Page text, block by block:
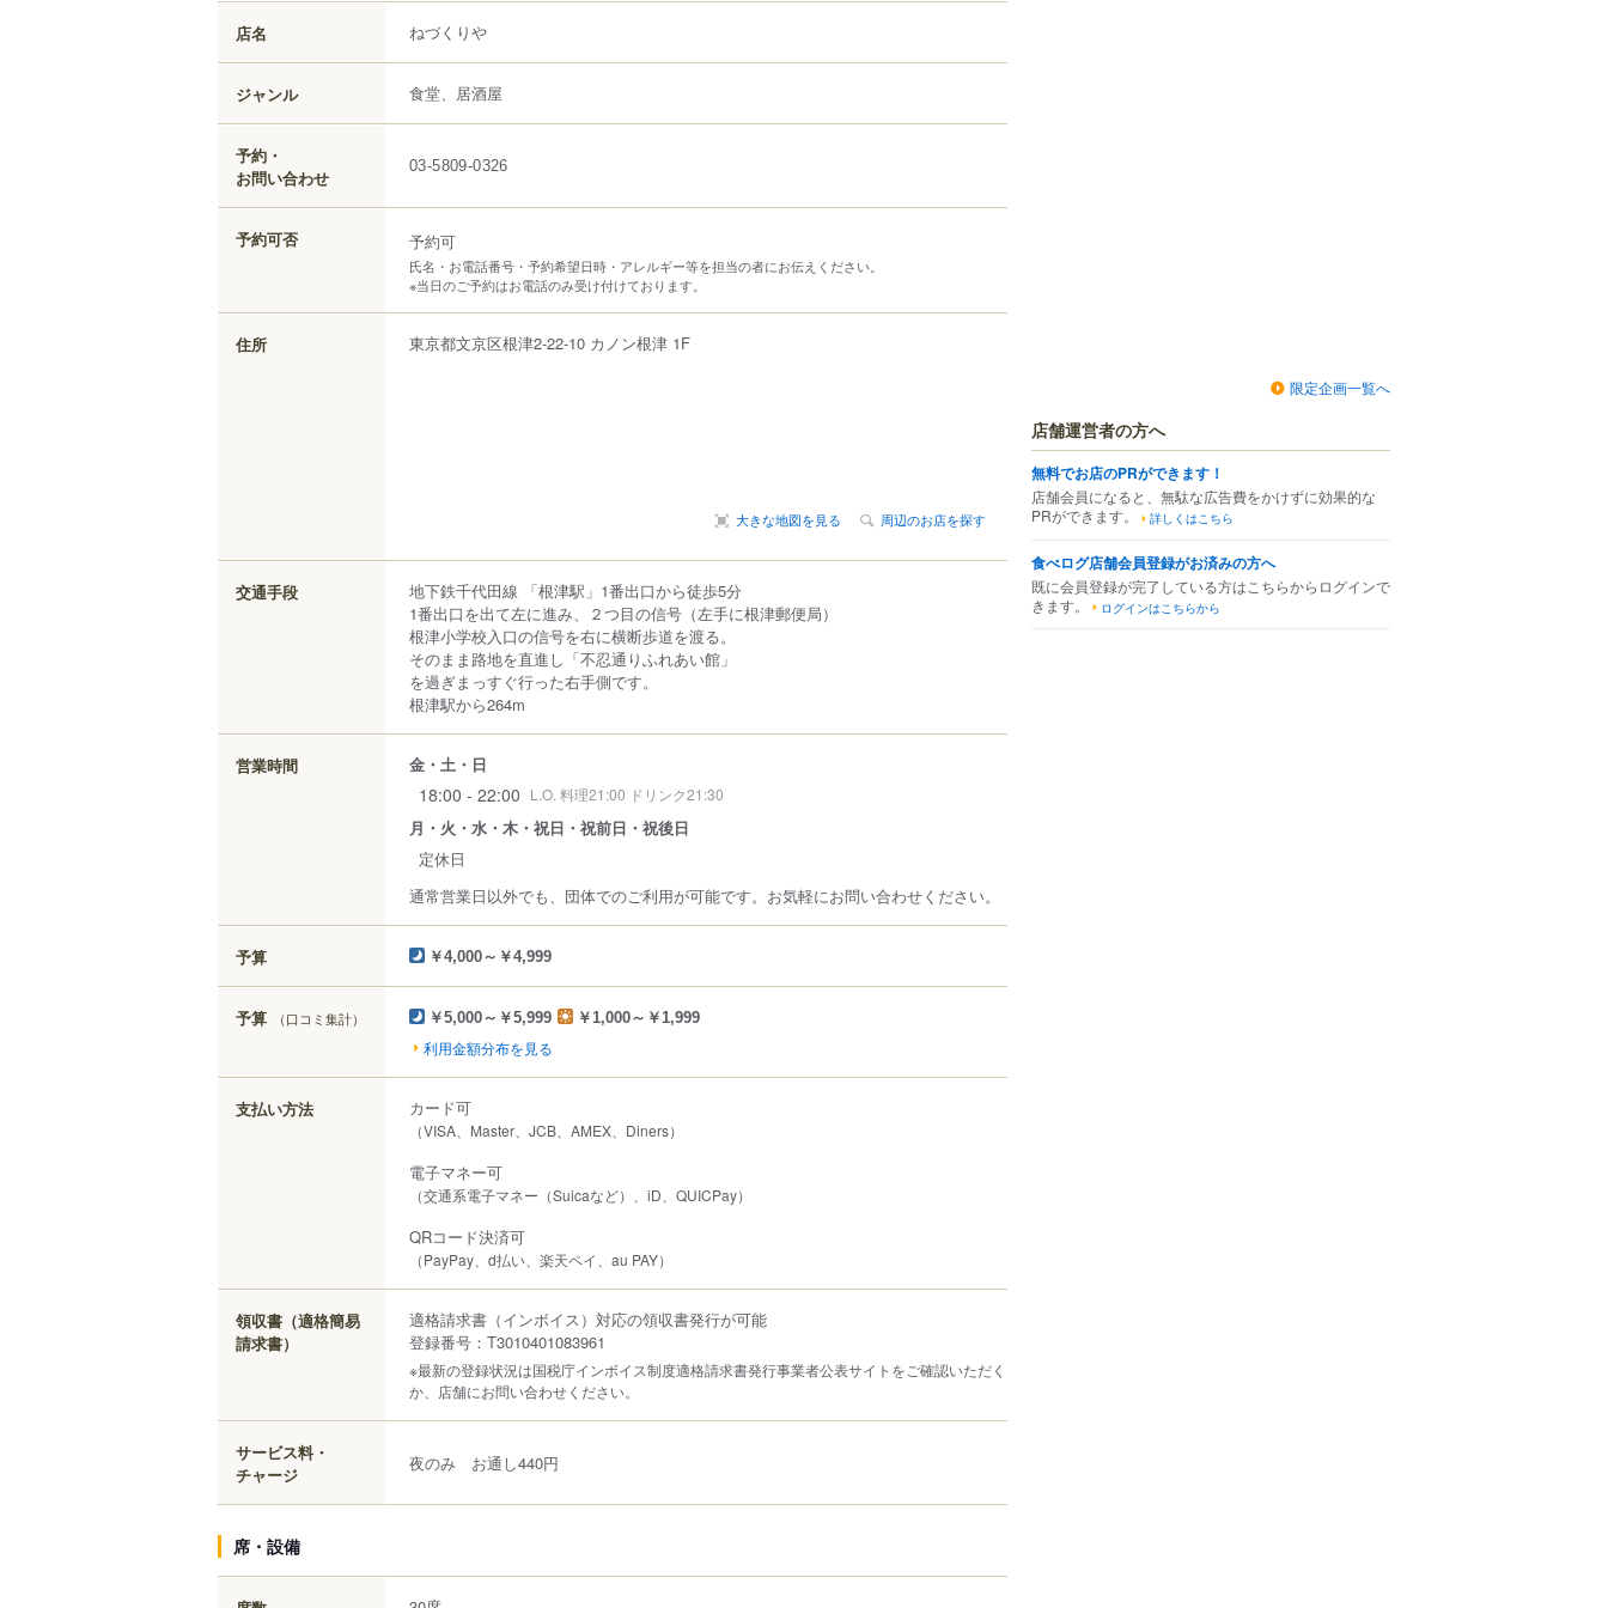
店名 ねづくりや
ジャンル 食堂、居酒屋
予約・
お問い合わせ
03-5809-0326
予約可否 予約可
氏名・お電話番号・予約希望日時・アレルギー等を担当の者にお伝えください。
※当日のご予約はお電話のみ受け付けております。
住所 東京都文京区根津2-22-10 カノン根津 1F
大きな地図を見る 周辺のお店を探す
交通手段
地下鉄千代田線 「根津駅」1番出口から徒歩5分
1番出口を出て左に進み、２つ目の信号（左手に根津郵便局）
根津小学校入口の信号を右に横断歩道を渡る。
そのまま路地を直進し「不忍通りふれあい館」
を過ぎまっすぐ行った右手側です。
根津駅から264m
営業時間 金・土・日
18:00 - 22:00 L.O. 料理21:00 ドリンク21:30
月・火・水・木・祝日・祝前日・祝後日
定休日
通常営業日以外でも、団体でのご利用が可能です。お気軽にお問い合わせください。
予算 ￥4,000～￥4,999
予算 （口コミ集計） ￥5,000～￥5,999 ￥1,000～￥1,999
利用金額分布を見る
支払い方法 カード可
（VISA、Master、JCB、AMEX、Diners）
電子マネー可
（交通系電子マネー（Suicaなど）、iD、QUICPay）
QRコード決済可
（PayPay、d払い、楽天ペイ、au PAY）
領収書（適格簡易
請求書）
適格請求書（インボイス）対応の領収書発行が可能
登録番号：T3010401083961
※最新の登録状況は国税庁インボイス制度適格請求書発行事業者公表サイトをご確認いただく
か、店舗にお問い合わせください。
サービス料・
チャージ
夜のみ お通し440円
席・設備
限定企画一覧へ
店舗運営者の方へ
無料でお店のPRができます！
店舗会員になると、無駄な広告費をかけずに効果的な
PRができます。
詳しくはこちら
食べログ店舗会員登録がお済みの方へ
既に会員登録が完了している方はこちらからログインで
きます。
ログインはこちらから